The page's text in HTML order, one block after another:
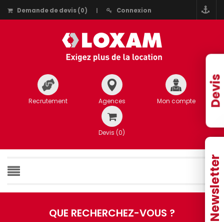
Devis
Newsletter
Demande de devis(0) Connexion
Recrutement Agences Mon compte
Devis (0)
QUE RECHERCHEZ-VOUS ?